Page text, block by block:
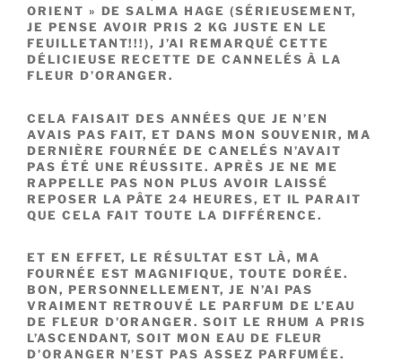
ORIENT » DE SALMA HAGE (SÉRIEUSEMENT,
JE PENSE AVOIR PRIS 2 KG JUSTE EN LE
FEUILLETANT!!!), J’AI REMARQUÉ CETTE
DÉLICIEUSE RECETTE DE CANNELÉS À LA
FLEUR D’ORANGER.
CELA FAISAIT DES ANNÉES QUE JE N’EN
AVAIS PAS FAIT, ET DANS MON SOUVENIR, MA
DERNIÈRE FOURNÉE DE CANELÉS N’AVAIT
PAS ÉTÉ UNE RÉUSSITE. APRÈS JE NE ME
RAPPELLE PAS NON PLUS AVOIR LAISSÉ
REPOSER LA PÂTE 24 HEURES, ET IL PARAIT
QUE CELA FAIT TOUTE LA DIFFÉRENCE.
ET EN EFFET, LE RÉSULTAT EST LÀ, MA
FOURNÉE EST MAGNIFIQUE, TOUTE DORÉE.
BON, PERSONNELLEMENT, JE N’AI PAS
VRAIMENT RETROUVÉ LE PARFUM DE L’EAU
DE FLEUR D’ORANGER. SOIT LE RHUM A PRIS
L’ASCENDANT, SOIT MON EAU DE FLEUR
D’ORANGER N’EST PAS ASSEZ PARFUMÉE.